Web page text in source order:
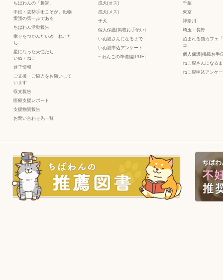
ちばわんの「趣旨」
不妊・去勢手術こそが、動物
愛護の第一歩である
ちばわん活動報告
幸せをつかんだいぬ・ねこた
ち
星になった天使たち
いぬ ・ ねこ
迷子情報
ご支援・ご協力をお願いして
います
収支報告
医療支援レポート
支援物資報告
お問い合わせ先一覧
成犬(オス)
成犬(メス)
子犬
個人保護(掲載お手伝い)
いぬ親さんになるまで
いぬ親申込アンケート
− わんこの準備編[PDF]
千葉
東京
神奈川
埼玉・長野
泊まれる猫カフェ
コ」
個人保護(掲載お手
ねこ親さんになる
ねこ親申込アンケ